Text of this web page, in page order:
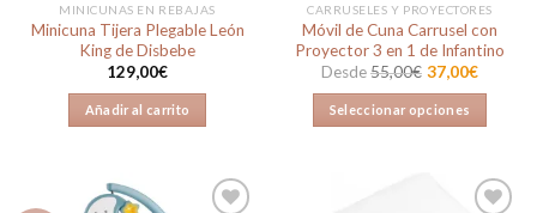
página
de
producto
MINICUNAS EN REBAJAS
Minicuna Tijera Plegable León
King de Disbebe
129,00€
Añadir al carrito
CARRUSELES Y PROYECTORES
Móvil de Cuna Carrusel con
Proyector 3 en 1 de Infantino
Desde55,00€ 37,00€
Seleccionar opciones